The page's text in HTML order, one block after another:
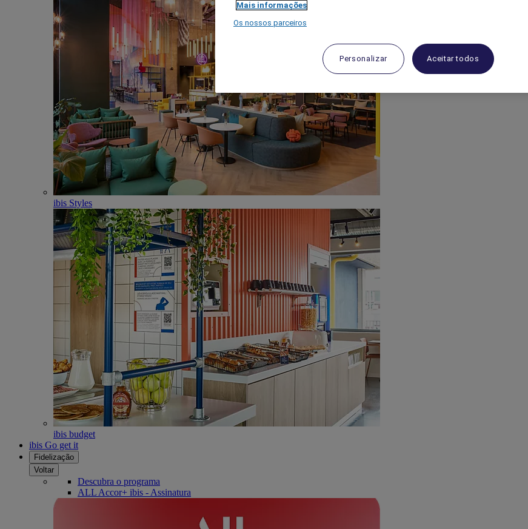
ibis Styles
ibis budget
ibis Go get it
Fidelização
Voltar
Descubra o programa
ALL Accor+ ibis - Assinatura
Mais informações
Os nossos parceiros
Personalizar Aceitar todos